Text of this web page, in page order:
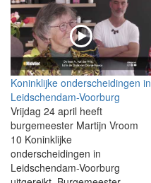
Koninklijke onderscheidingen in
Leidschendam-Voorburg
Vrijdag 24 april heeft
burgemeester Martijn Vroom
10 Koninklijke
onderscheidingen in
Leidschendam-Voorburg